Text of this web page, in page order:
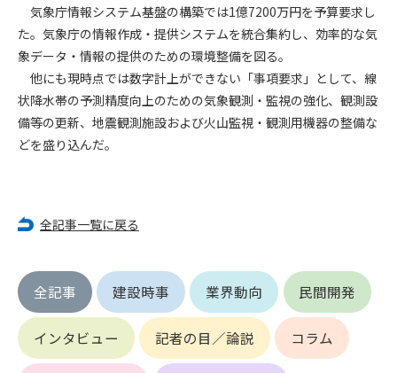
気象庁情報システム基盤の構築では1億7200万円を予算要求し
た。気象庁の情報作成・提供システムを統合集約し、効率的な気
象データ・情報の提供のための環境整備を図る。
他にも現時点では数字計上ができない「事項要求」として、線
状降水帯の予測精度向上のための気象観測・監視の強化、観測設
備等の更新、地震観測施設および火山監視・観測用機器の整備な
どを盛り込んだ。
全記事一覧に戻る
全記事 建設時事 業界動向 民間開発
インタビュー 記者の目／論説 コラム
1. 管理者は前条により審査の結果、会員申込みをした者が以下
の何れかの項目に該当することがわかった場合、その者の会
員としての権限を承認しないことがあります。
(1) 会員申し込みをした者が実在しなかった場合
(2) 本規約に違反した場合/li>
(3) 会員申し込みの際、申告事項に虚偽があった場合
(4) 会員申込者が管理者所定の手続き通りに会員申込手続き処
理を行わなかった場合
ます。
第5条（IDおよびパスワードの管理）
1. 会員は申込の際に管理者が発行したIDおよびパスワードの使
用および管理について責任を負うものとします。
2. 会員は、自己のIDおよびパスワードを、貸与、譲渡、売買、
その他形態を問わず、第三者に利用させることはできませ